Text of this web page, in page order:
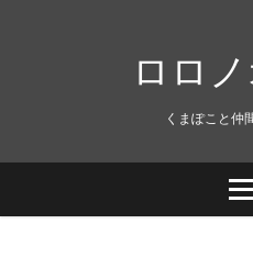
ロロノ
くまぽこと仲